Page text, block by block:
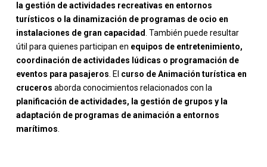
la gestión de actividades recreativas en entornos
turísticos o la dinamización de programas de ocio en
instalaciones de gran capacidad. También puede resultar
útil para quienes participan en equipos de entretenimiento,
coordinación de actividades lúdicas o programación de
eventos para pasajeros. El curso de Animación turística en
cruceros aborda conocimientos relacionados con la
planificación de actividades, la gestión de grupos y la
adaptación de programas de animación a entornos
marítimos.
-